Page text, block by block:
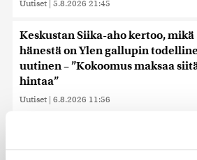
Uutiset | 5.8.2026 21:45
Keskustan Siika-aho kertoo, mikä
hänestä on Ylen gallupin
uutinen – ”Kokoomus maksaa
hintaa”
Uutiset | 6.8.2026 11:56